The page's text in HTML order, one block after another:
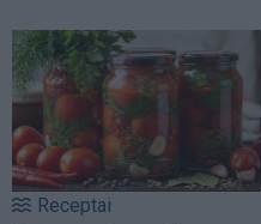
Receptai